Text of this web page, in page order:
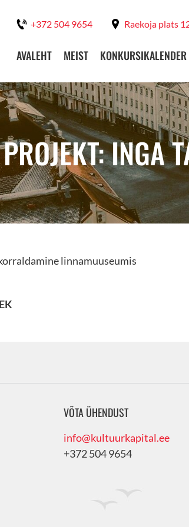
+372 504 9654 Raekoja plats
AVALEHT MEIST KONKURSIKALENDER
INGA
linnamuuseumis
VÕTA ÜHENDUST
info@kultuurkapital.ee
+372 504 9654